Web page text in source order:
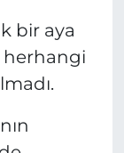
bir aya
herhangi